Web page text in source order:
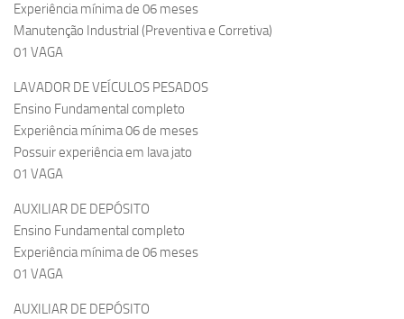
Experiência mínima de 06 meses
Manutenção Industrial (Preventiva e Corretiva)
01 VAGA
LAVADOR DE VEÍCULOS PESADOS
Ensino Fundamental completo
Experiência mínima 06 de meses
Possuir experiência em lava jato
01 VAGA
AUXILIAR DE DEPÓSITO
Ensino Fundamental completo
Experiência mínima de 06 meses
01 VAGA
AUXILIAR DE DEPÓSITO